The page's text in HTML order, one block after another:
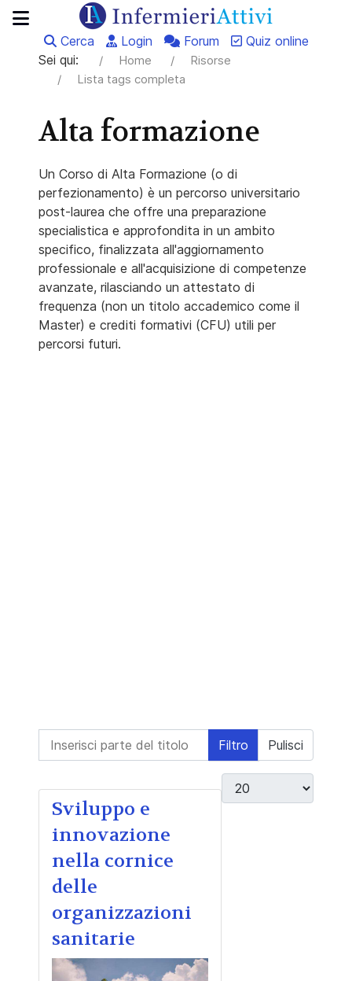
Cerca Login Forum
Quiz online
Sei qui:
Home
Risorse
Lista tags completa
Alta formazione
Un Corso di Alta Formazione (o di
perfezionamento) è un percorso universitario
post-laurea che offre una preparazione
specialistica e approfondita in un ambito
specifico, finalizzata all'aggiornamento
professionale e all'acquisizione di competenze
avanzate, rilasciando un attestato di
frequenza (non un titolo accademico come il
Master) e crediti formativi (CFU) utili per
percorsi futuri.
Inserisci parte del titolo Filtro Pulisci
Visualizza #
Sviluppo e
innovazione
nella cornice
delle
organizzazioni
sanitarie